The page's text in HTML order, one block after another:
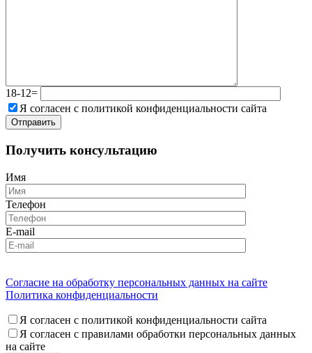
18-12=
Я согласен с политикой конфиденциальности сайта
Получить консультацию
Имя
Телефон
E-mail
Согласие на обработку персональных данных на сайте
Политика конфиденциальности
Я согласен с политикой конфиденциальности сайта
Я согласен с правилами обработки персональных данных
на сайте